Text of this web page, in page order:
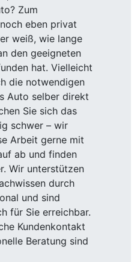
Zum
eben privat
weiß, wie lange
den geeigneten
hat. Vielleicht
die notwendigen
Auto selber direkt
Sie sich das
schwer – wir
Arbeit gerne mit
ab und finden
Wir unterstützen
durch
und sind
für Sie erreichbar.
Kundenkontakt
Beratung sind